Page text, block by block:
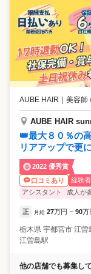
AUBE HAIR ｜ 美容師
AUBE HAIR
👑最大８０％の
リアアップで更
2022 優秀賞
口コミあり
経験
アシスタント
成人が
正 月給 27万円 ~ 90万
栃木県 宇都宮市 江曽
江曽島駅
他の店舗でも募集し